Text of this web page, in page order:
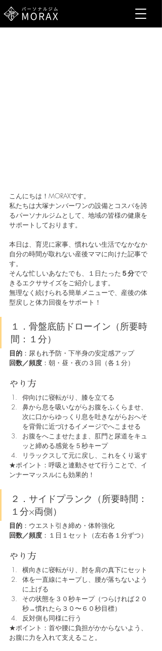
こんにちは！MORAXです。
私たちは大塚ナンバーワンの設備とコスパを誇
るパーソナルジムとして、地域の皆様の健康を
サポートしております。
本日は、育児に家事、慣れない生活でなかなか
自分の時間が取れない産後ママに向けた記事で
す。
そんな忙しいあなたでも、１日たった ５分でで
きるエクササイズをご紹介します。
無理なく続けられる簡単メニューで、産後の体
型戻しと体力回復をサポート！
１．骨盤底筋ドローイン（所要時
間：１分）
目的 ：尿もれ予防・下半身の安定感アップ
回数／頻度 ：朝・昼・夜の３回（各１分）
やり方
仰向けに寝転がり、膝を立てる
鼻から息を吸いながらお腹をふくらませ、
次に口からゆっくり息を吐きながらおへそ
を背骨に近づけるイメージでへこませる
お腹をへこませたまま、肛門と尿道をキュ
ッと締める感覚を５秒キープ
リラックスして元に戻し、これをくり返す
★ポイント：呼吸と連動させて行うことで、イ
ンナーマッスルにも効果的！
２．サイドプランク（所要時間：
１分×両側）
目的 ：ウエスト引き締め・体幹強化
回数／頻度 ：１日１セット（左右各１分ずつ）
やり方
横向きに寝転がり、肘を肩の真下にセット
体を一直線にキープし、腰が落ちないよう
に上げる
その状態を３０秒キープ（つらければ２０
秒→慣れたら３０〜６０秒目標）
反対側も同様に行う
★ポイント：首や腰に負担がかからないよう、
お腹に力を入れて支えること。